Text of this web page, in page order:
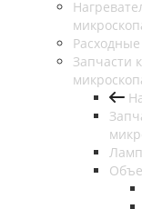
Запчасти